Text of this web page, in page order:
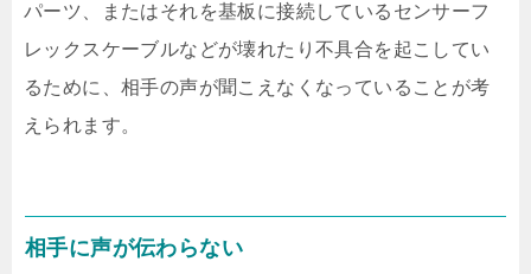
パーツ、またはそれを基板に接続しているセンサーフ
レックスケーブルなどが壊れたり不具合を起こしてい
るために、相手の声が聞こえなくなっていることが考
えられます。
相手に声が伝わらない